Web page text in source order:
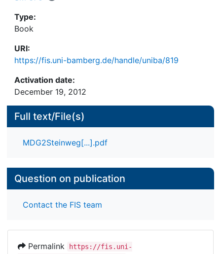
Type:
Book
URI:
https://fis.uni-bamberg.de/handle/uniba/819
Activation date:
December 19, 2012
Full text/File(s)
MDG2Steinweg[...].pdf
Question on publication
Contact the FIS team
Permalink
https://fis.uni-